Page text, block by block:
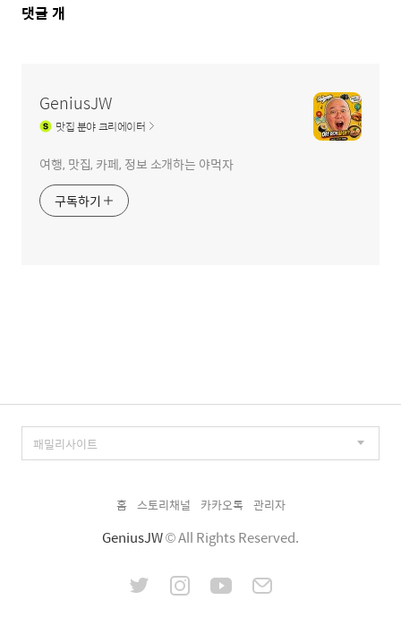
댓
댓글 개
GeniusJW
맛집분야 크리에이터
여행, 맛집, 카페, 정보 소개하는 야먹자
구독하기
홈 스토리채널 카카오톡 관리자
GeniusJW© All Rights Reserved.